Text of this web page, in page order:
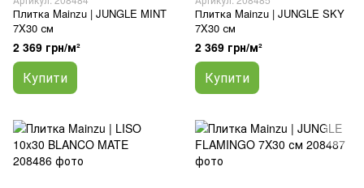
Плитка Mainzu | JUNGLE MINT
7X30 см
2 369 грн/м²
Купити
Плитка Mainzu | JUNGLE SKY
7X30 см
2 369 грн/м²
Купити